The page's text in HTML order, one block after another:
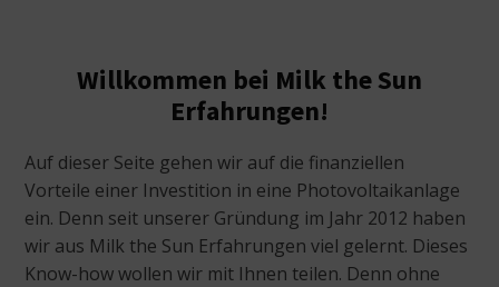
Willkommen bei Milk the Sun
Erfahrungen!
Auf dieser Seite gehen wir auf die finanziellen
Vorteile einer Investition in eine Photovoltaikanlage
ein. Denn seit unserer Gründung im Jahr 2012 haben
wir aus Milk the Sun Erfahrungen viel gelernt. Dieses
Know-how wollen wir mit Ihnen teilen. Denn ohne